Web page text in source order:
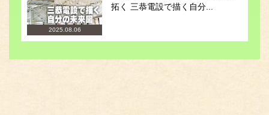
2025.08.06
拓く 三恭電設で描く自分...